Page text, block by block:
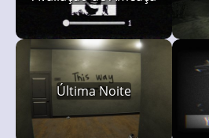
Última Noite